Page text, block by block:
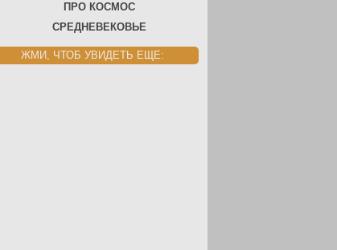
ПРО КОСМОС
СРЕДНЕВЕКОВЬЕ
ЖМИ, ЧТОБ УВИДЕТЬ ЕЩЕ: